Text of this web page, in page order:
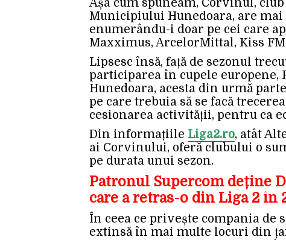
Așa cum spuneam, Corvinul,
Municipiului Hunedoara, are
enumerându-i doar pe cei care
Maxximus, ArcelorMittal, Kiss
Lipsesc însă, față de sezonul
participarea în cupele europene,
Hunedoara, acesta din urmă
pe care trebuia să se facă
cesionarea activității, pentru ca
Din informațiile Liga2.ro, atât
ai Corvinului, oferă clubului o
pe durata unui sezon.
Patronul Supercom deține
care a retras-o din Liga 2 în
În ceea ce privește compania
extinsă în mai multe locuri din